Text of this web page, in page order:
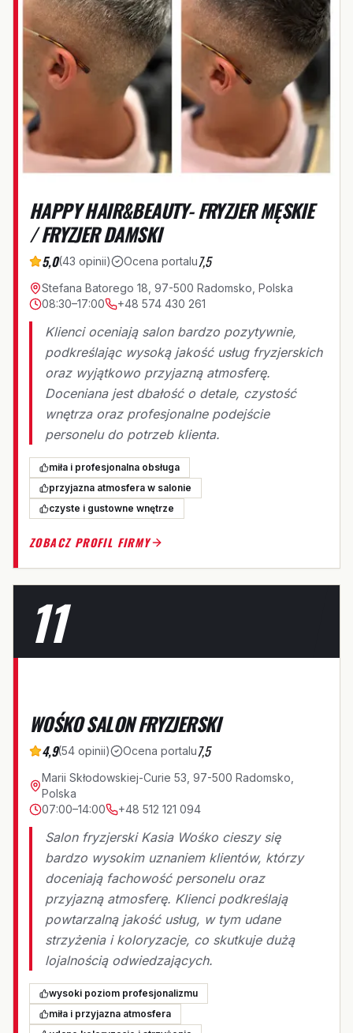
HAPPY HAIR&BEAUTY- FRYZJER MĘSKIE
/ FRYZJER DAMSKI
5,0(43 opinii) Ocena portalu7,5
Stefana Batorego 18, 97-500 Radomsko, Polska
08:30–17:00
+48 574 430 261
Klienci oceniają salon bardzo pozytywnie,
podkreślając wysoką jakość usług fryzjerskich
oraz wyjątkowo przyjazną atmosferę.
Doceniana jest dbałość o detale, czystość
wnętrza oraz profesjonalne podejście
personelu do potrzeb klienta.
miła i profesjonalna obsługa
przyjazna atmosfera w salonie
czyste i gustowne wnętrze
ZOBACZ PROFIL FIRMY
11
W
WOŚKO SALON FRYZJERSKI
4,9(54 opinii) Ocena portalu7,5
Marii Skłodowskiej-Curie 53, 97-500 Radomsko,
Polska
07:00–14:00
+48 512 121 094
Salon fryzjerski Kasia Wośko cieszy się
bardzo wysokim uznaniem klientów, którzy
doceniają fachowość personelu oraz
przyjazną atmosferę. Klienci podkreślają
powtarzalną jakość usług, w tym udane
strzyżenia i koloryzacje, co skutkuje dużą
lojalnością odwiedzających.
wysoki poziom profesjonalizmu
miła i przyjazna atmosfera